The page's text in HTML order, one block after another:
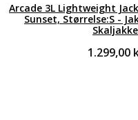
Arcade 3L Lightweight
Sunset, Størrelse:S -
1.299,00